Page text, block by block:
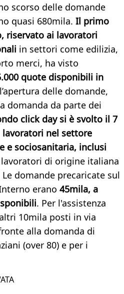
scorso delle domande
quasi 680mila. Il primo
riservato ai lavoratori
in settori come edilizia,
merci, ha visto
quote disponibili in
delle domande,
domanda da parte dei
click day si è svolto il 7
nel settore
e sociosanitaria, inclusi
di origine italiana
domande precaricate sul
erano 45mila, a
. Per l'assistenza
10mila posti in via
alla domanda di
(over 80) e per i